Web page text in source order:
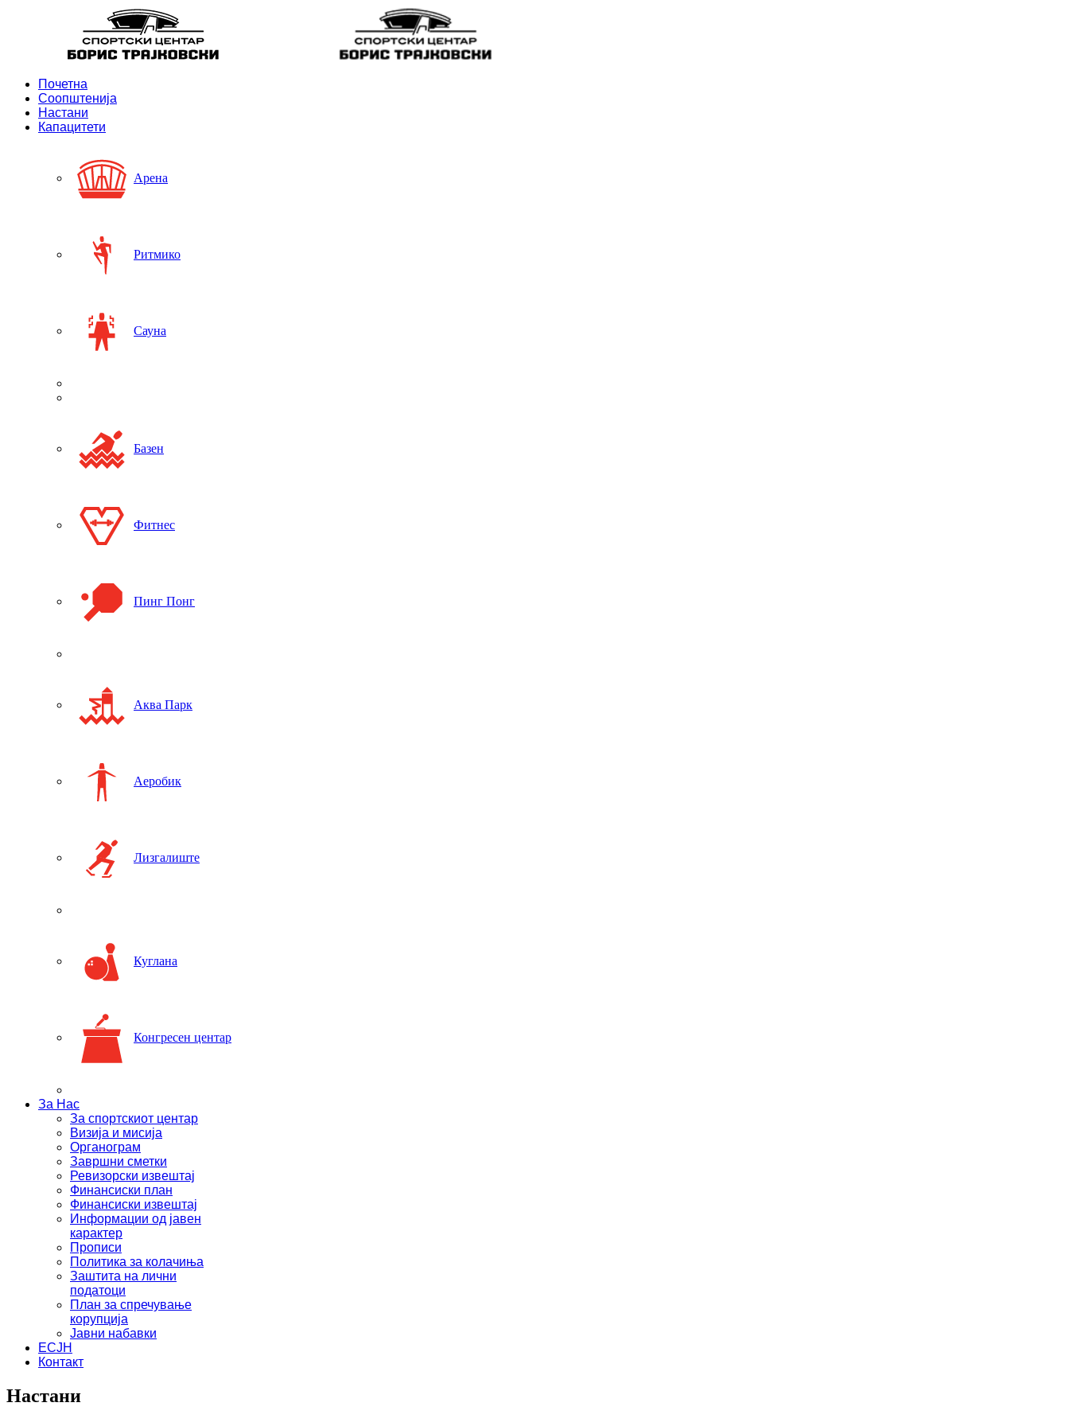
Почетна
Соопштенија
Настани
Капацитети
Арена
Ритмико
Сауна
Базен
Фитнес
Пинг Понг
Аква Парк
Аеробик
Лизгалиште
Куглана
Конгресен центар
За Нас
За спортскиот центар
Визија и мисија
Органограм
Завршни сметки
Ревизорски извештај
Финансиски план
Финансиски извештај
Информации од јавен
карактер
Прописи
Политика за колачиња
Заштита на лични
податоци
План за спречување
корупција
Јавни набавки
ЕСЈН
Контакт
Настани